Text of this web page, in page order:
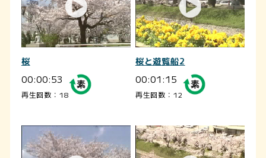
桜
00:00:53
再生回数：18
桜と遊覧船2
00:01:15
再生回数：12